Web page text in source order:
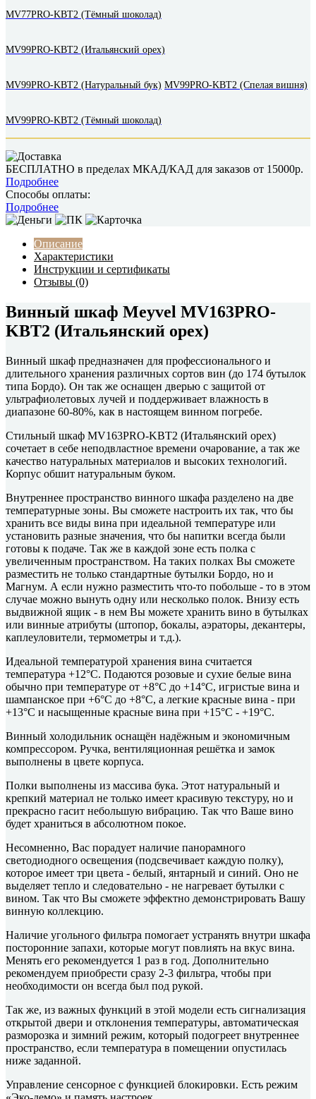
MV77PRO-KBT2 (Тёмный шоколад)
MV99PRO-KBT2 (Итальянский орех)
MV99PRO-KBT2 (Натуральный бук) MV99PRO-KBT2 (Спелая вишня)
MV99PRO-KBT2 (Тёмный шоколад)
БЕСПЛАТНО в пределах МКАД/КАД для заказов от 15000р.
Подробнее
Способы оплаты:
Подробнее
Описание
Характеристики
Инструкции и сертификаты
Отзывы (0)
Винный шкаф Meyvel MV163PRO-
KBT2 (Итальянский орех)
Винный шкаф предназначен для профессионального и
длительного хранения различных сортов вин (до 174 бутылок
типа Бордо). Он так же оснащен дверью с защитой от
ультрафиолетовых лучей и поддерживает влажность в
диапазоне 60-80%, как в настоящем винном погребе.
Стильный шкаф MV163PRO-KBT2 (Итальянский орех)
сочетает в себе неподвластное времени очарование, а так же
качество натуральных материалов и высоких технологий.
Корпус обшит натуральным буком.
Внутреннее пространство винного шкафа разделено на две
температурные зоны. Вы сможете настроить их так, что бы
хранить все виды вина при идеальной температуре или
установить разные значения, что бы напитки всегда были
готовы к подаче. Так же в каждой зоне есть полка с
увеличенным пространством. На таких полках Вы сможете
разместить не только стандартные бутылки Бордо, но и
Магнум. А если нужно разместить что-то побольше - то в этом
случае можно вынуть одну или несколько полок. Внизу есть
выдвижной ящик - в нем Вы можете хранить вино в бутылках
или винные атрибуты (штопор, бокалы, аэраторы, декантеры,
каплеуловители, термометры и т.д.).
Идеальной температурой хранения вина считается
температура +12°C. Подаются розовые и сухие белые вина
обычно при температуре от +8°C до +14°C, игристые вина и
шампанское при +6°C до +8°C, а легкие красные вина - при
+13°C и насыщенные красные вина при +15°C - +19°C.
Винный холодильник оснащён надёжным и экономичным
компрессором. Ручка, вентиляционная решётка и замок
выполнены в цвете корпуса.
Полки выполнены из массива бука. Этот натуральный и
крепкий материал не только имеет красивую текстуру, но и
прекрасно гасит небольшую вибрацию. Так что Ваше вино
будет храниться в абсолютном покое.
Несомненно, Вас порадует наличие панорамного
светодиодного освещения (подсвечивает каждую полку),
которое имеет три цвета - белый, янтарный и синий. Оно не
выделяет тепло и следовательно - не нагревает бутылки с
вином. Так что Вы сможете эффектно демонстрировать Вашу
винную коллекцию.
Наличие угольного фильтра помогает устранять внутри шкафа
посторонние запахи, которые могут повлиять на вкус вина.
Менять его рекомендуется 1 раз в год. Дополнительно
рекомендуем приобрести сразу 2-3 фильтра, чтобы при
необходимости он всегда был под рукой.
Так же, из важных функций в этой модели есть сигнализация
открытой двери и отклонения температуры, автоматическая
разморозка и зимний режим, который подогреет внутреннее
пространство, если температура в помещении опустилась
ниже заданной.
Управление сенсорное с функцией блокировки. Есть режим